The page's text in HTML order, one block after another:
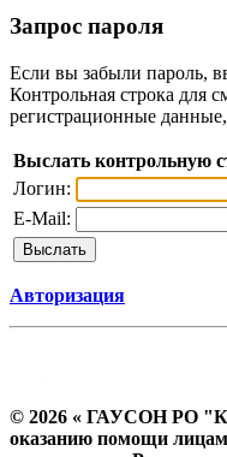
Запрос пароля
Если вы забыли пароль,
Контрольная строка для
регистрационные
Выслать контрольную
Логин:
E-Mail:
Авторизация
© 2026 « ГАУСОН РО
оказанию помощи лицам